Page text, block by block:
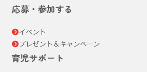
応募・参加する
イベント
プレゼント＆キャンペーン
育児サポート